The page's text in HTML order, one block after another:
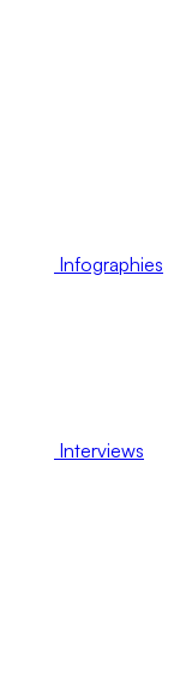
Infographies
Interviews